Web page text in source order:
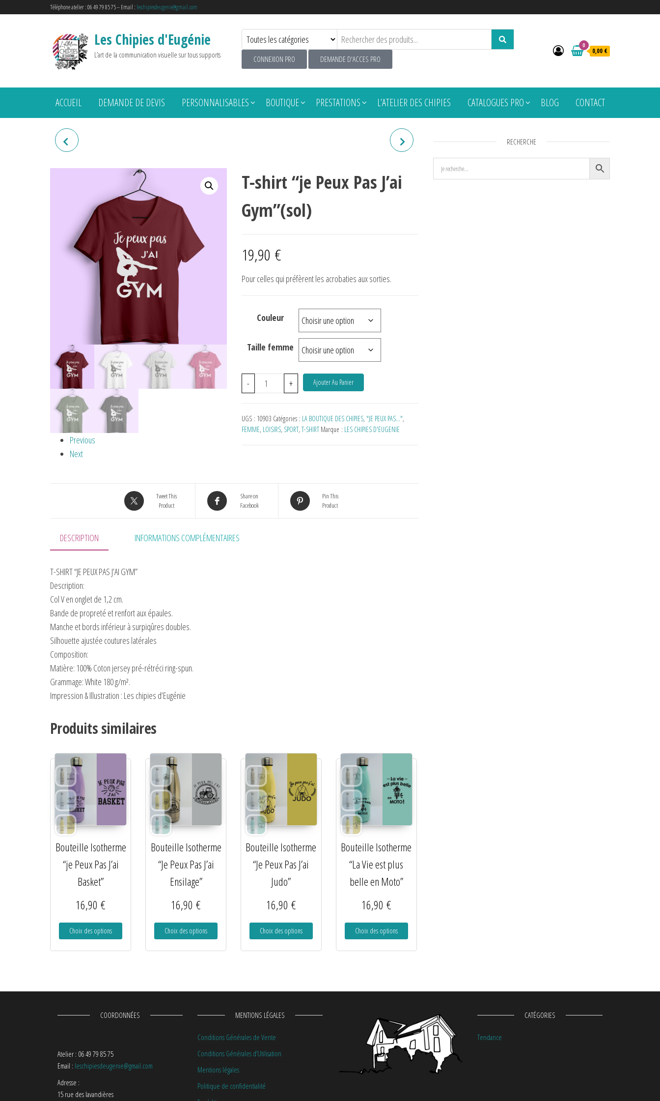
Téléphone atelier : 06 49 79 85 75 – Email : leschipiesdeugenie@gmail.com
Les Chipies d'Eugénie
L’art de la communication visuelle sur tous supports CONNEXION PRO DEMANDE D'ACCES PRO
0
0,00 €
ACCUEIL DEMANDE DE DEVIS PERSONNALISABLES BOUTIQUE PRESTATIONS L’ATELIER DES CHIPIES CATALOGUES PRO BLOG CONTACT
Previous
Next
T-shirt “je Peux Pas J’ai
Gym”(sol)
19,90 €
Pour celles qui préfèrent les acrobaties aux sorties.
Couleur
Taille femme
- + Ajouter Au Panier
UGS : 10903 Catégories : LA BOUTIQUE DES CHIPIES, "JE PEUX PAS…",
FEMME, LOISIRS, SPORT, T-SHIRT Marque : LES CHIPIES D'EUGENIE
Tweet This
Product
Share on
Facebook
Pin This
Product
DESCRIPTION INFORMATIONS COMPLÉMENTAIRES
T-SHIRT “JE PEUX PAS J’AI GYM”
Description:
Col V en onglet de 1,2 cm.
Bande de propreté et renfort aux épaules.
Manche et bords inférieur à surpiqûres doubles.
Silhouette ajustée coutures latérales
Composition:
Matière: 100% Coton jersey pré-rétréci ring-spun.
Grammage:White 180 g/m².
Impression & Illustration : Les chipies d’Eugénie
Produits similaires
Bouteille Isotherme
“je Peux Pas J’ai
Basket”
16,90€
Choix des options
Bouteille Isotherme
“Je Peux Pas J’ai
Ensilage”
16,90€
Choix des options
Bouteille Isotherme
“Je Peux Pas J’ai
Judo”
16,90 €
Choix des options
Bouteille Isotherme
“La Vie est plus
belle en Moto”
16,90 €
Choix des options
RECHERCHE
COORDONNÉES
Atelier : 06 49 79 85 75
Email : leschipiesdeugenie@gmail.com
Adresse :
15 rue des lavandières
MENTIONS LÉGALES
Conditions Générales de Vente
Conditions Générales d’Utilisation
Mentions légales
Politique de confidentialité
CATÉGORIES
Tendance